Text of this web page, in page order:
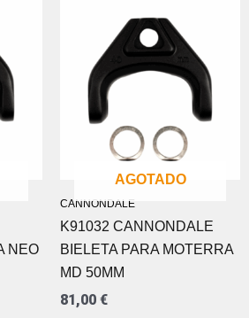
NEO
AGOTADO
CANNONDALE
K91032 CANNONDALE
BIELETA PARA MOTERRA
MD 50MM
81,00 €